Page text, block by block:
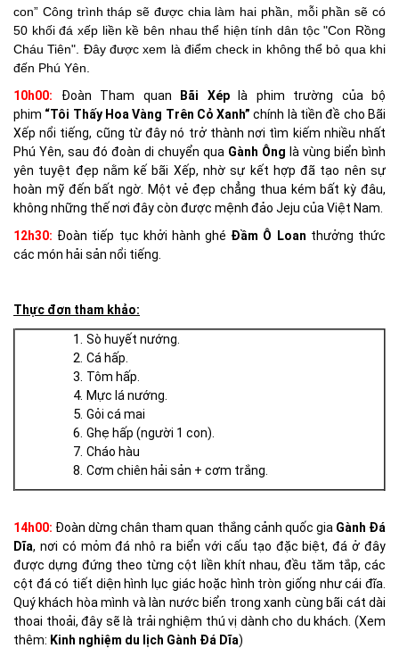
con” Công trình tháp sẽ được chia làm hai phần, mỗi phần sẽ có
50 khối đá xếp liền kề bên nhau thể hiện tính dân tộc "Con Rồng
Cháu Tiên". Đây được xem là điểm check in không thể bỏ qua khi
đến Phú Yên.
10h00:
Đoàn Tham quan Bãi Xéplà phim trường của bộ
phim “Tôi Thấy Hoa Vàng Trên Cỏ Xanh” chính là tiền đề cho Bãi
Xếp nổi tiếng, cũng từ đây nó trở thành nơi tìm kiếm nhiều nhất
Phú Yên, sau đó đoàn di chuyển qua Gành Ông là vùng biển bình
yên tuyệt đẹp nằm kế bãi Xếp, nhờ sự kết hợp đã tạo nên sự
hoàn mỹ đến bất ngờ. Một vẻ đẹp chẳng thua kém bất kỳ đâu,
không những thế nơi đây còn được mệnh đảo Jeju của Việt Nam.
12h30: Đoàn tiếp tục khởi hành ghé Đầm Ô Loan thưởng thức
các món hải sản nổi tiếng
Thực đơn tham khảo:
Sò huyết nướng.
Cá hấp.
Tôm hấp.
Mực lá nướng.
Gỏi cá mai
Ghẹ hấp (người 1 con).
Cháo hàu
Cơm chiên hải sản + cơm trắng.
14h00: Đoàn dừng chân tham quan thắng cảnh quốc gia Gành Đá
Dĩa, nơi có mỏm đá nhô ra biển với cấu tạo đặc biệt, đá ở đây
được dựng đứng theo từng cột liền khít nhau, đều tăm tắp, các
cột đá có tiết diện hình lục giác hoặc hình tròn giống như cái đĩa.
Quý khách hòa mình và làn nước biển trong xanh cùng bãi cát dài
thoai thoải, đây sẽ là trải nghiệm thú vị dành cho du khách. (Xem
thêm: Kinh nghiệm du lịch Gành Đá Dĩa)